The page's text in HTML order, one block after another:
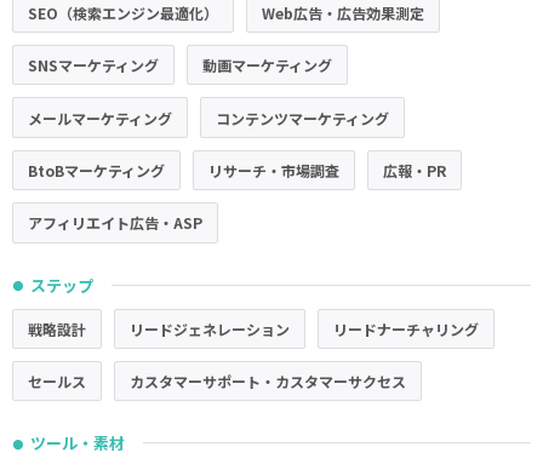
SEO（検索エンジン最適化） Web広告・広告効果測定
SNSマーケティング 動画マーケティング
メールマーケティング コンテンツマーケティング
BtoBマーケティング リサーチ・市場調査 広報・PR
アフィリエイト広告・ASP
● ステップ
戦略設計 リードジェネレーション リードナーチャリング
セールス カスタマーサポート・カスタマーサクセス
● ツール・素材